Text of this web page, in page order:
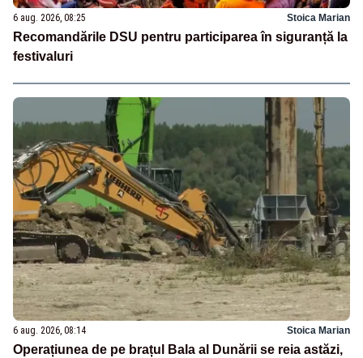
6 aug. 2026, 08:25 Stoica Marian
Recomandările DSU pentru participarea în siguranță la
festivaluri
6 aug. 2026, 08:14 Stoica Marian
Operațiunea de pe brațul Bala al Dunării se reia astăzi,